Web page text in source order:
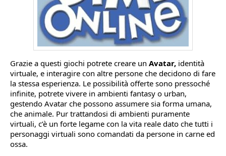
Grazie a questi giochi potrete creare un Avatar, identità
virtuale, e interagire con altre persone che decidono di fare
la stessa esperienza. Le possibilità offerte sono pressoché
infinite, potrete vivere in ambienti fantasy o urban,
gestendo Avatar che possono assumere sia forma umana,
che animale. Pur trattandosi di ambienti puramente
virtuali, c’è un forte legame con la vita reale dato che tutti i
personaggi virtuali sono comandati da persone in carne ed
ossa.